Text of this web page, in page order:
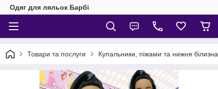
Одяг для ляльок Барбі
Товари та послуги Купальники, піжами та нижня